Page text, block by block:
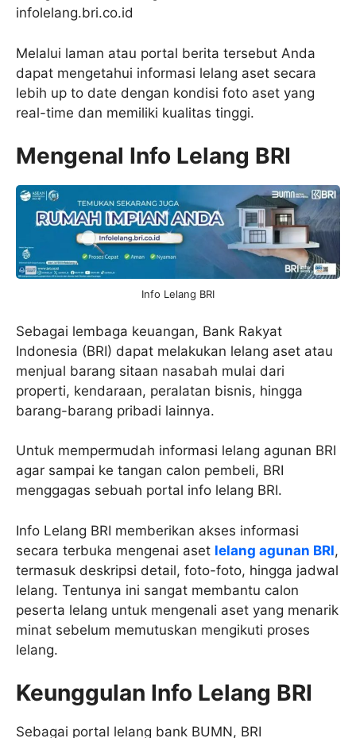
infolelang.bri.co.id
Melalui laman atau portal berita tersebut Anda
dapat mengetahui informasi lelang aset secara
lebih up to date dengan kondisi foto aset yang
real-time dan memiliki kualitas tinggi.
Mengenal Info Lelang BRI
Info Lelang BRI
Sebagai lembaga keuangan, Bank Rakyat
Indonesia (BRI) dapat melakukan lelang aset atau
menjual barang sitaan nasabah mulai dari
properti, kendaraan, peralatan bisnis, hingga
barang-barang pribadi lainnya.
Untuk mempermudah informasi lelang agunan BRI
agar sampai ke tangan calon pembeli, BRI
menggagas sebuah portal info lelang BRI.
Info Lelang BRI memberikan akses informasi
secara terbuka mengenai aset lelang agunan BRI,
termasuk deskripsi detail, foto-foto, hingga jadwal
lelang. Tentunya ini sangat membantu calon
peserta lelang untuk mengenali aset yang menarik
minat sebelum memutuskan mengikuti proses
lelang.
Keunggulan Info Lelang BRI
Sebagai portal lelang bank BUMN, BRI